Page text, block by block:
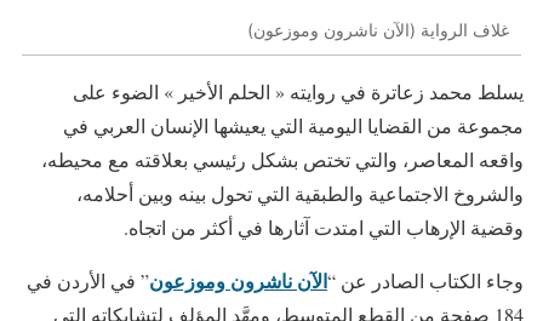
غلاف الرواية (الآن ناشرون وموزعون)
يسلط محمد زعاترة في روايته « الحلم الأخير » الضوء على
مجموعة من القضايا اليومية التي يعيشها الإنسان العربي في
واقعه المعاصر، والتي تختص بشكل رئيسي بعلاقته مع محيطه،
والشروخ الاجتماعية والطبقية التي تحول بينه وبين أحلامه،
وقضية الإرهاب التي امتدت آثارها في أكثر من اتجاه.
وجاء الكتاب الصادر عن “الآن ناشرون وموزعون” في الأردن في
184 صفحة من القطع المتوسط، ومهَّد المؤلف لتشابكاته التي